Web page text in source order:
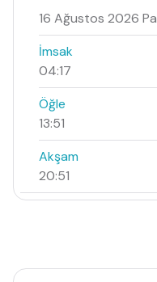
16 Ağustos 2026 Pa
İmsak
04:17
Öğle
13:51
Akşam
20:51